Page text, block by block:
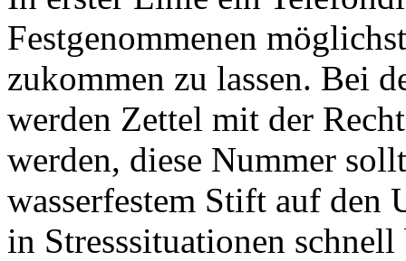
Festgenommenen
zukommen zu lassen. Bei
werden Zettel mit der
werden, diese Nummer
wasserfestem Stift auf den
in Stresssituationen